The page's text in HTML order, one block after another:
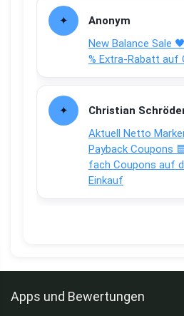
Anonym
New Balance Sale
% Extra-Rabatt auf
Christian
Aktuell Netto
Payback Coupons
fach Coupons auf
Einkauf
Apps und Bewertungen